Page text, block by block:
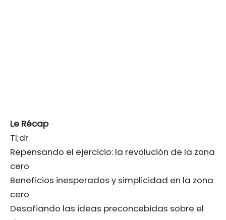
Le Récap
Tl;dr
Repensando el ejercicio: la revolución de la zona
cero
Beneficios inesperados y simplicidad en la zona
cero
Desafiando las ideas preconcebidas sobre el